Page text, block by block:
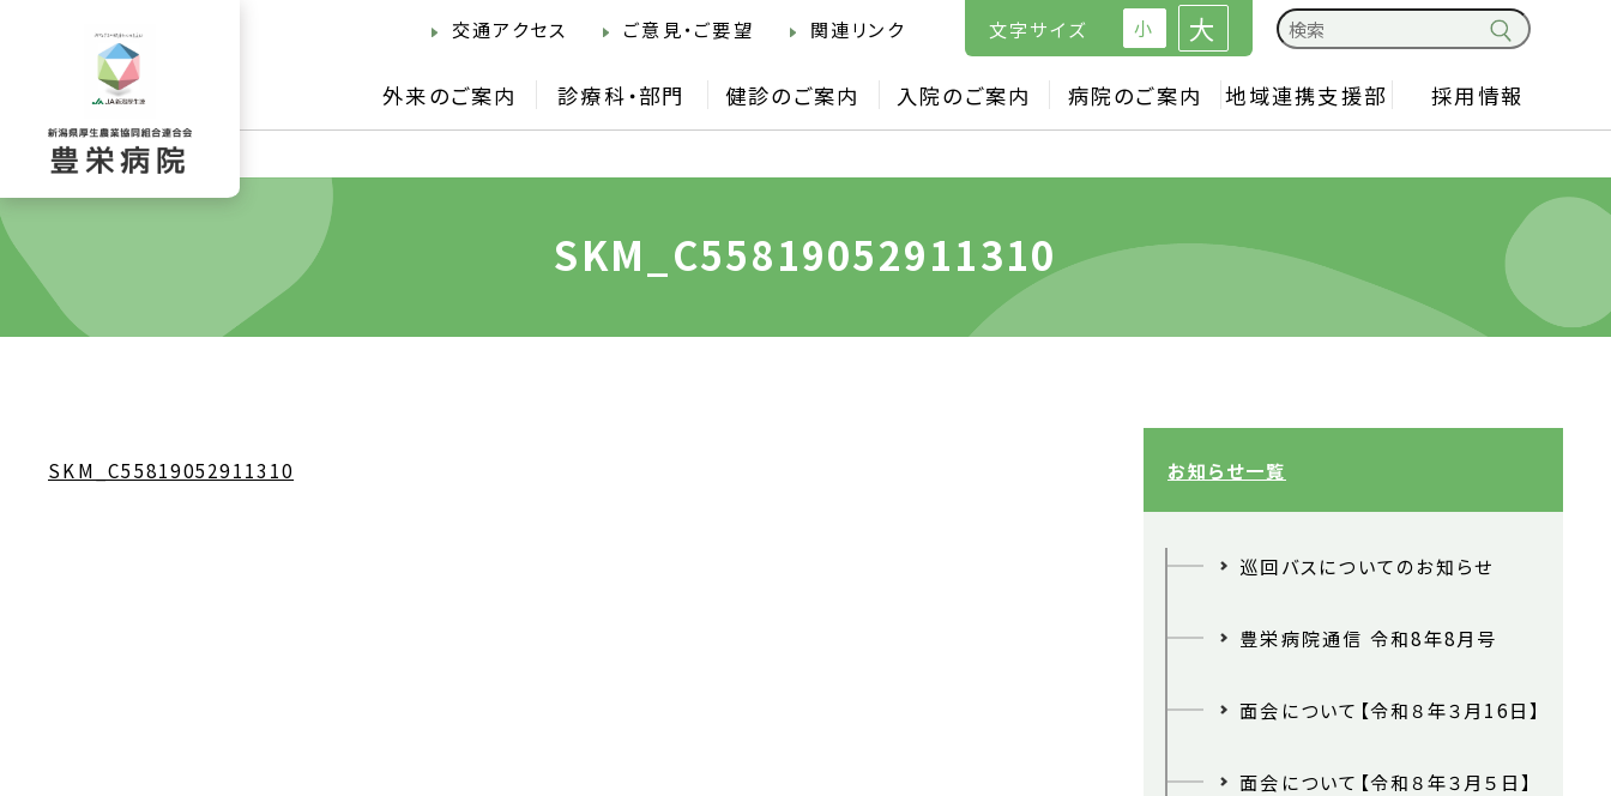
交通アクセス ご意見・ご要望 関連リンク 文字サイズ 小 大
外来のご案内 診療科・部門 健診のご案内 入院のご案内 病院のご案内 地域連携支援部 採用情報
SKM_C55819052911310
SKM_C55819052911310 お知らせ一覧
巡回バスについてのお知らせ
豊栄病院通信 令和8年8月号
面会について【令和８年３月16日】
面会について【令和８年３月５日】